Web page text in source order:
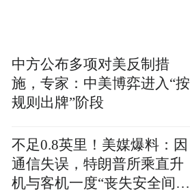
中方公布多项对美反制措
施，专家：中美博弈进入“按
规则出牌”阶段
不足0.8英里！美媒爆料：因
通信失误，特朗普所乘直升
机与客机一度“丧失安全间